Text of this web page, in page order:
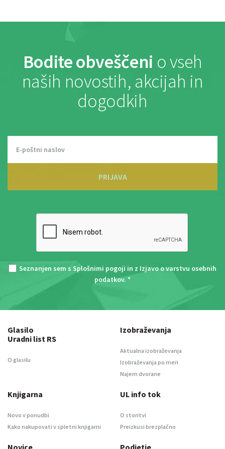
Bodite obveščeni o vseh
naših novostih, akcijah in
dogodkih
PRIJAVA
Seznanjen sem s Splošnimi pogoji in z Izjavo o varstvu osebnih
podatkov. *
Glasilo
Uradni list RS
O glasilu
Izobraževanja
Aktualna izobraževanja
Izobraževanja po meri
Najem dvorane
Knjigarna
Novo v ponudbi
Kako nakupovati v spletni knjigarni
UL info tok
O storitvi
Preizkusi brezplačno
Novice Podjetje